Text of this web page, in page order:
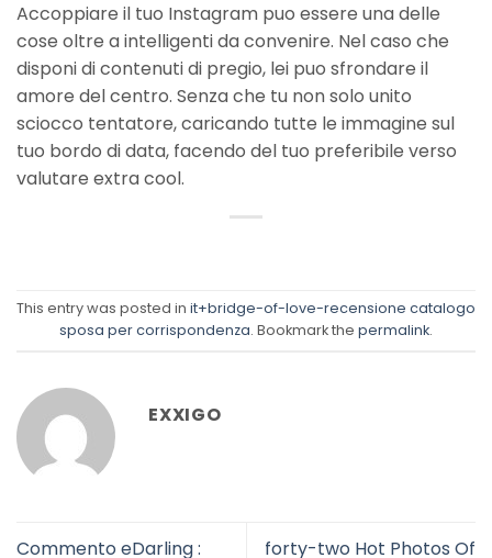
Accoppiare il tuo Instagram puo essere una delle
cose oltre a intelligenti da convenire. Nel caso che
disponi di contenuti di pregio, lei puo sfrondare il
amore del centro. Senza che tu non solo unito
sciocco tentatore, caricando tutte le immagine sul
tuo bordo di data, facendo del tuo preferibile verso
valutare extra cool.
This entry was posted in it+bridge-of-love-recensione catalogo
sposa per corrispondenza. Bookmark the permalink.
EXXIGO
Commento eDarling :
forty-two Hot Photos Of